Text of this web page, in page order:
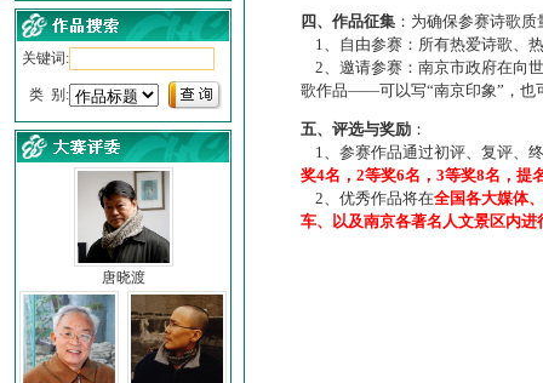
关键词:
类 别:
唐晓渡
四、作品征集 ：为确保参赛诗歌
1、自由参赛：所有热爱诗歌、
2、邀请参赛：南京市政府在向
歌作品——可以写“南京印象”，也
五、评选与奖励 ：
1、参赛作品通过初评、复评、
奖4名，2等奖6名，3等奖8名，提
2、优秀作品将在全国各大媒体
车、以及南京各著名人文景区内进